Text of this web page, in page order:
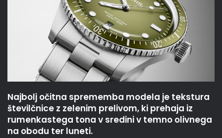
Najbolj očitna sprememba modela je tekstura
številčnice z zelenim prelivom, ki prehaja iz
rumenkastega tona v sredini v temno olivnega
na obodu ter luneti.